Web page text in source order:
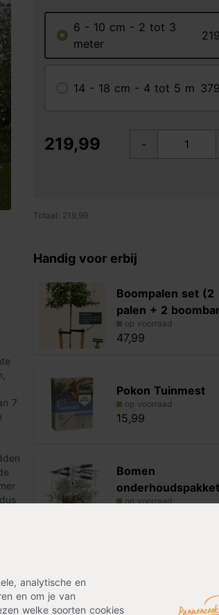
analytische en
en om je van
welke soorten cookies
6 - 10 cm - 2 tot 3
meter
14 - 18 cm - 4 tot 5 m
219,99 -
Totaal: 219,99
7
in
Handig voor erbij
Boompalen set (2
palen + 2
op voorraad
47,99
Pokon Tuinmest
op voorraad
15,99
Bomen
onderhoudspakket
op voorraad
Sierappel